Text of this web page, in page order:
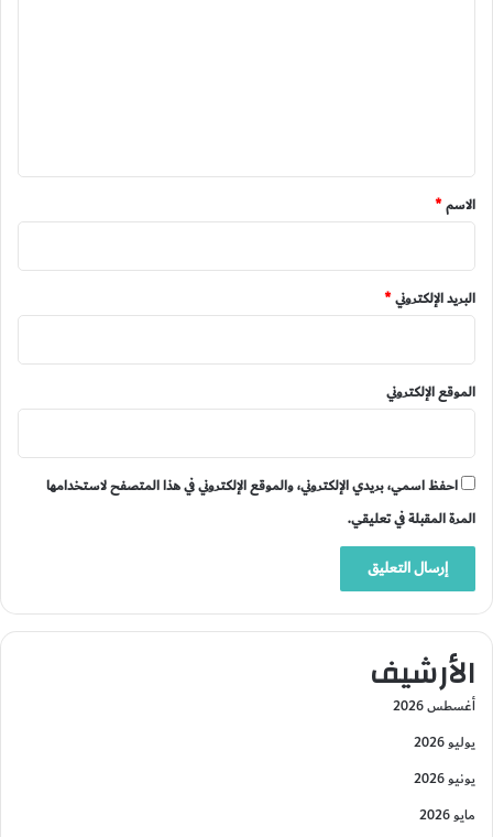
*
الاسم*
البريد الإلكتروني*
الموقع الإلكتروني
احفظ اسمي، بريدي الإلكتروني، والموقع الإلكتروني في هذا المتصفح لاستخدامها
المرة المقبلة في تعليقي.
الأرشيف
أغسطس 2026
يوليو 2026
يونيو 2026
مايو 2026